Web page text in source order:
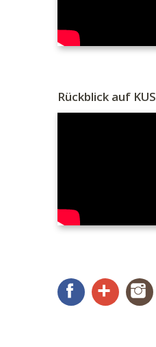
Rückblick auf KUS
FacebookGoogle+